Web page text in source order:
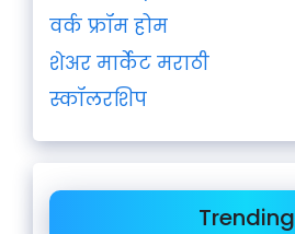
वर्क फ्रॉम होम
शेअर मार्केट मराठी
स्कॉलरशिप
Trending